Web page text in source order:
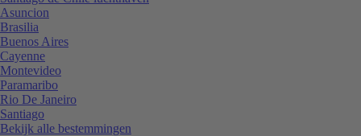
Asuncion
Brasilia
Buenos Aires
Cayenne
Montevideo
Paramaribo
Rio De Janeiro
Santiago
Bekijk alle bestemmingen